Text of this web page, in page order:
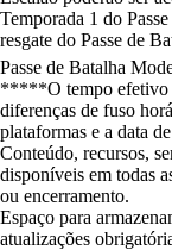
Temporada 1 do
resgate do Passe de
Passe de Batalha
*****O tempo efetivo
diferenças de fuso
plataformas e a data
Conteúdo, recursos,
disponíveis em todas
ou encerramento.
Espaço para
atualizações